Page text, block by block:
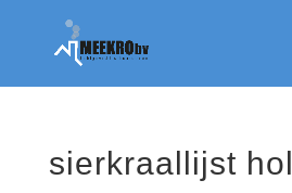
sierkraallijst hol